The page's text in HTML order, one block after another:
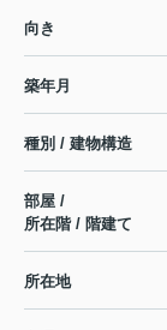
向き
築年月
種別 / 建物構造
部屋 /
所在階 / 階建て
所在地